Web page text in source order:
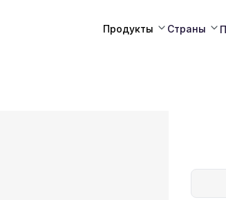
Продукты Страны